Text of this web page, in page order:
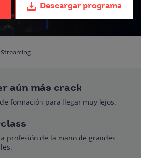
Descargar programa
Streaming
aún más crack
formación para llegar muy lejos.
profesión de la mano de grandes